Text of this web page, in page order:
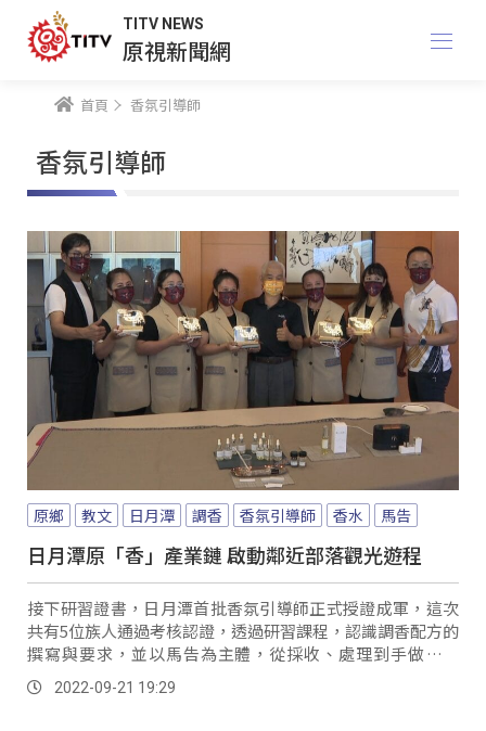
TITV NEWS
原視新聞網
首頁 香氛引導師
香氛引導師
原鄉 教文 日月潭 調香 香氛引導師 香水 馬告
日月潭原「香」產業鏈 啟動鄰近部落觀光遊程
接下研習證書，日月潭首批香氛引導師正式授證成軍，這次
共有5位族人通過考核認證，透過研習課程，認識調香配方的
撰寫與要求，並以馬告為主體，從採收、處理到手做香水
等，發展出一系列的觀光體驗產業鏈。
2022-09-21 19:29